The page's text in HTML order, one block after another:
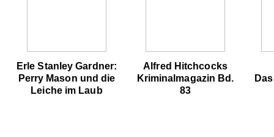
Erle Stanley Gardner:
Perry Mason und die
Leiche im Laub
Alfred Hitchcocks
Kriminalmagazin Bd.
83